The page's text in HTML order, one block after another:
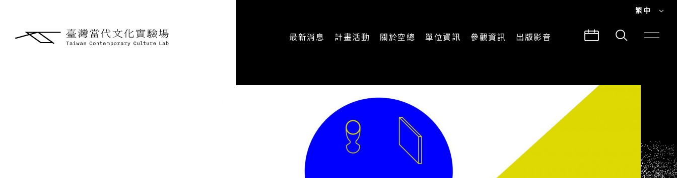
繁中
最新消息
即時新聞
計畫活動
主題計畫
CREATORS
關於空總
組織架構
公開資訊
認識執行長
場地申請
加入我們
單位資訊 參觀資訊
交通與地圖
出版影音
所有影音